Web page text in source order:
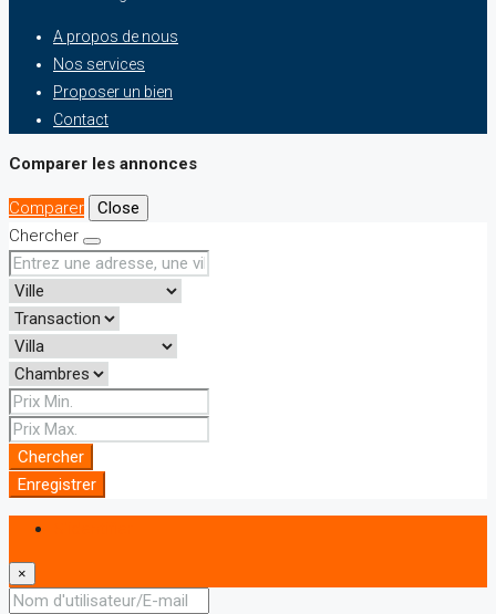
A propos de nous
Nos services
Proposer un bien
Contact
Comparer les annonces
Comparer
Close
Chercher
Chercher
Enregistrer
×